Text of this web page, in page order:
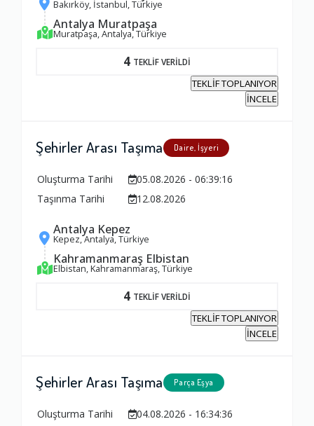
Bakırköy, İstanbul, Türkiye
Antalya Muratpaşa
Muratpaşa, Antalya, Türkiye
4 TEKLİF VERİLDİ
TEKLİF TOPLANIYOR
İNCELE
Şehirler Arası Taşıma Daire, İşyeri
Oluşturma Tarihi
05.08.2026 - 06:39:16
Taşınma Tarihi
12.08.2026
Antalya Kepez
Kepez, Antalya, Türkiye
Kahramanmaraş Elbistan
Elbistan, Kahramanmaraş, Türkiye
4 TEKLİF VERİLDİ
TEKLİF TOPLANIYOR
İNCELE
Şehirler Arası Taşıma Parça Eşya
Oluşturma Tarihi
04.08.2026 - 16:34:36
Yorumunuz